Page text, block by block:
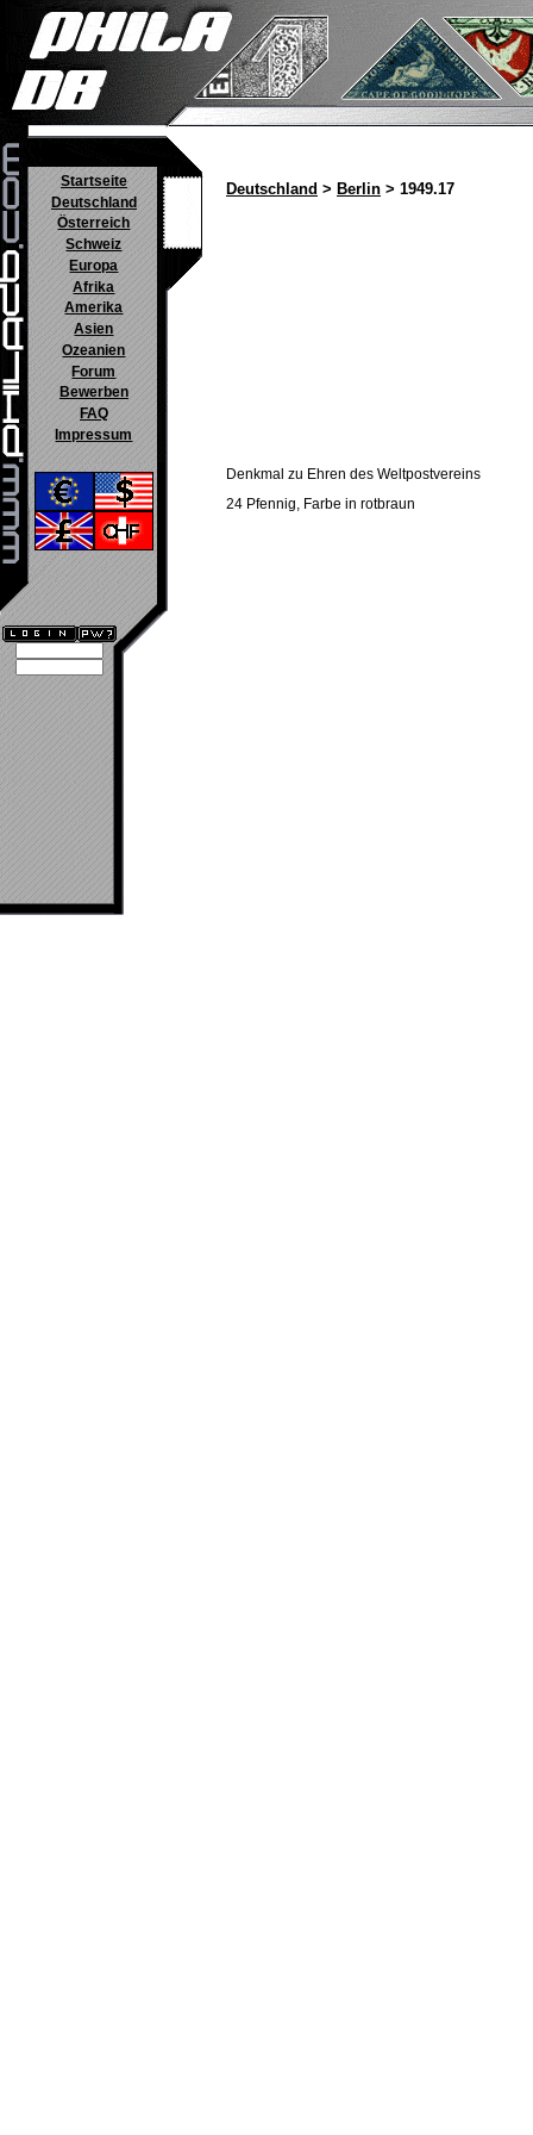
Startseite
Deutschland
Österreich
Schweiz
Europa
Afrika
Amerika
Asien
Ozeanien
Forum
Bewerben
FAQ
Impressum
Deutschland > Berlin > 1949.17
Denkmal zu Ehren des Weltpostvereins
24 Pfennig, Farbe in rotbraun